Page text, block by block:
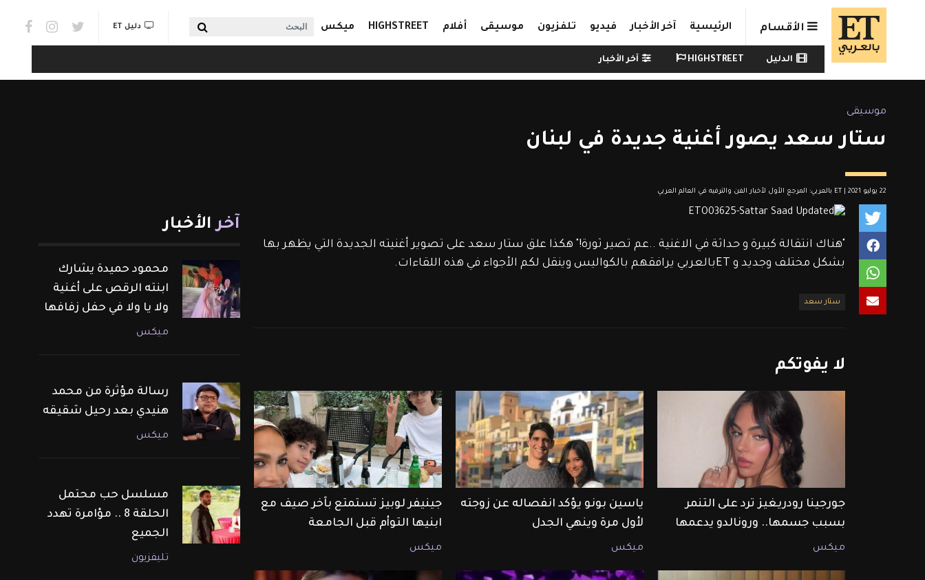
Skip to main content
الأقسام الرئيسية آخر الأخبار فيديو تلفزيون موسيقى أفلام HIGHSTREET ميكس البحث links & Watch
دليل ET
Watch menu
الدليل HIGHSTREET آخر الأخبار
موسيقى
ستار سعد يصور أغنية جديدة في لبنان
22 يوليو 2021 | ET بالعربي: المرجع الأول لأخبار الفن والترفيه في العالم العربي
"هناك انتقالة كبيرة و حداثة في الاغنية ..عم تصير ثورة!" هكذا علق ستار سعد على تصوير أغنيته الجديدة التي يظهر بها
بشكل مختلف وجديد و ETبالعربي يرافقهم بالكواليس وينقل لكم الأجواء في هذه اللقاءات.
ستار سعد
لا يفوتكم
جورجينا رودريغيز ترد على التنمر
بسبب جسمها.. ورونالدو يدعمها
ميكس
ياسين بونو يؤكد انفصاله عن زوجته
لأول مرة وينهي الجدل
ميكس
جينيفر لوبيز تستمتع بآخر صيف مع
ابنيها التوأم قبل الجامعة
ميكس
آخر الأخبار
محمود حميدة يشارك
ابنته الرقص على أغنية
ولا يا ولا في حفل زفافها
ميكس
رسالة مؤثرة من محمد
هنيدي بعد رحيل شقيقه
ميكس
مسلسل حب محتمل
الحلقة 8 .. مؤامرة تهدد
الجميع
تليفزيون